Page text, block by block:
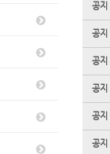
공지
공지
공지
공지
공지
공지